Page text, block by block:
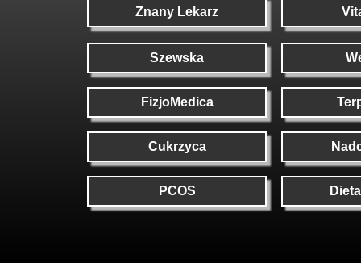
PCOS
Cukrzyca
FizjoMedica
Szewska
Znany Lekarz